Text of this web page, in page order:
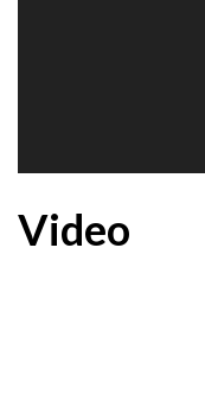
Video